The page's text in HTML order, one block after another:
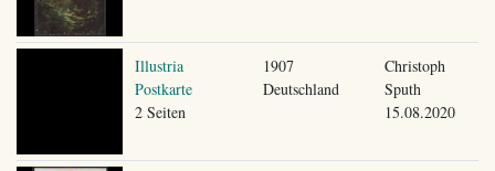
Illustria
Postkarte
2 Seiten
1907
Deutschland
Christoph
Sputh
15.08.2020